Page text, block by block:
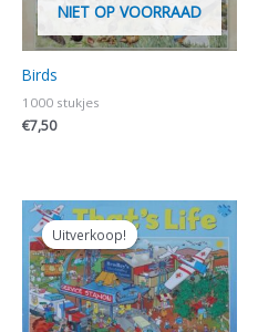
NIET OP VOORRAAD
Birds
1000 stukjes
€7,50
Uitverkoop!
Uitverkoop!
Oorspronkelijke
prijs
was:
€5,00.
Huidige
prijs
is:
€4,00.